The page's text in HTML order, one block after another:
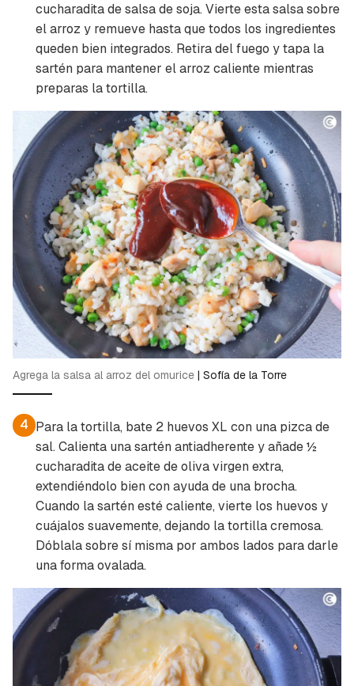
Guardar como favorito
Para poder guardar como favorito, primero has
de iniciar sesión con tu cuenta de Cocinatis.
INICIAR SESIÓN CANCELAR
cucharadita de salsa de soja. Vierte esta salsa sobre
el arroz y remueve hasta que todos los ingredientes
queden bien integrados. Retira del fuego y tapa la
sartén para mantener el arroz caliente mientras
preparas la tortilla.
Agrega la salsa al arroz del omurice | Sofía de la Torre
4 Para la tortilla, bate 2 huevos XL con una pizca de
sal. Calienta una sartén antiadherente y añade ½
cucharadita de aceite de oliva virgen extra,
extendiéndolo bien con ayuda de una brocha.
Cuando la sartén esté caliente, vierte los huevos y
cuájalos suavemente, dejando la tortilla cremosa.
Dóblala sobre sí misma por ambos lados para darle
una forma ovalada.
Contenido enviado
Gracias por suscribirte a nuestro boletín.
ACEPTAR